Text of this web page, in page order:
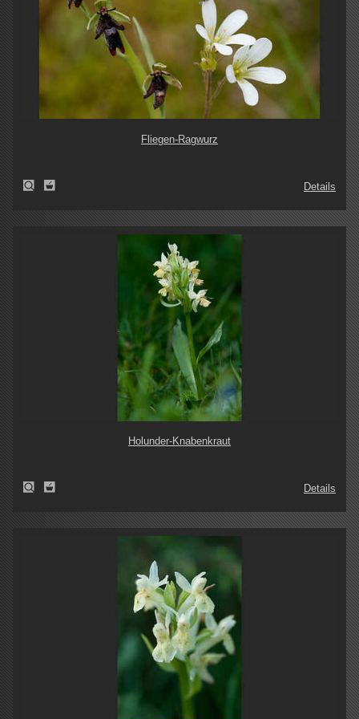
Fliegen-Ragwurz
Details
Holunder-Knabenkraut
Details